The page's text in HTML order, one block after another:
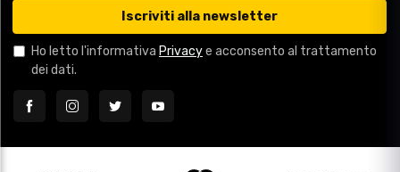
Iscriviti alla newsletter
Ho letto l'informativa Privacye acconsento al trattamento
dei dati.